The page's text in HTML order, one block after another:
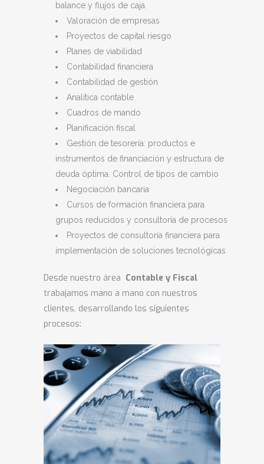
balance y flujos de caja.
Valoración de empresas
Proyectos de capital riesgo
Planes de viabilidad
Contabilidad financiera
Contabilidad de gestión
Analítica contable
Cuadros de mando
Planificación fiscal
Gestión de tesorería: productos e
instrumentos de financiación y estructura de
deuda óptima. Control de tipos de cambio
Negociación bancaria
Cursos de formación financiera para
grupos reducidos y consultoría de procesos
Proyectos de consultoría financiera para
implementación de soluciones tecnológicas
Desde nuestro área Contable y Fiscal
trabajamos mano a mano con nuestros
clientes, desarrollando los siguientes
procesos: